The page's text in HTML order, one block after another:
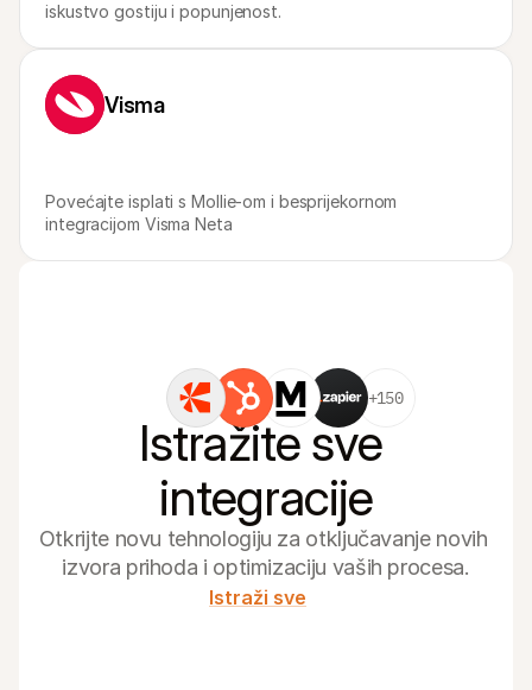
iskustvo gostiju i popunjenost.
Visma
Povećajte isplati s Mollie-om i besprijekornom
integracijom Visma Neta
+150
Istražite sve
integracije
Otkrijte novu tehnologiju za otključavanje novih
izvora prihoda i optimizaciju vaših procesa.
Istraži sve